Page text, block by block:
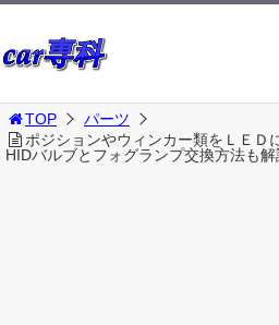
TOP
パーツ
ポジションやウィンカー類をＬＥＤ
HIDバルブとフォグランプ交換方法も解